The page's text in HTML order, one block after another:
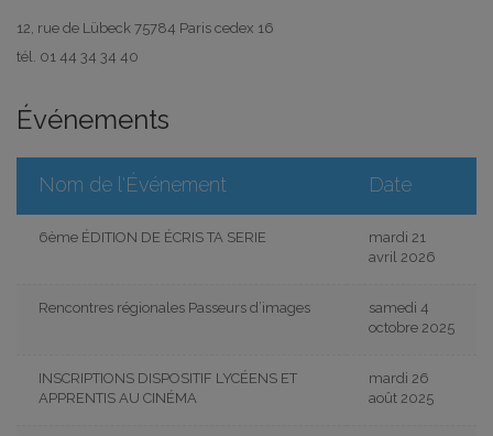
12, rue de Lübeck 75784 Paris cedex 16
tél. 01 44 34 34 40
Événements
Nom de l'Événement Date
6ème ÉDITION DE ÉCRIS TA SERIE
mardi 21
avril 2026
Rencontres régionales Passeurs d’images
samedi 4
octobre 2025
INSCRIPTIONS DISPOSITIF LYCÉENS ET
APPRENTIS AU CINÉMA
mardi 26
août 2025